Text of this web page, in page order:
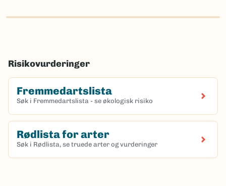
Risikovurderinger
Fremmedartslista
Søk i Fremmedartslista - se økologisk risiko
Rødlista for arter
Søk i Rødlista, se truede arter og vurderinger